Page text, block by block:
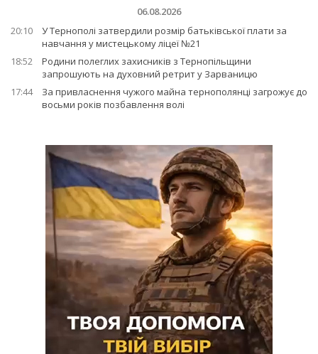
06.08.2026
20:10
У Тернополі затвердили розмір батьківської плати за
навчання у мистецькому ліцеї №21
18:52
Родини полеглих захисників з Тернопільщини
запрошують на духовний ретрит у Зарваницю
17:44
За привласнення чужого майна тернополянці загрожує до
восьми років позбавлення волі